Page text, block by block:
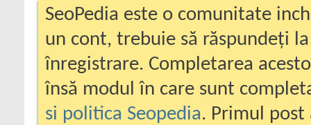
SeoPedia este o comunitate
un cont, trebuie să răspundeți
înregistrare. Completarea
însă modul în care sunt
si politica Seopedia. Primul